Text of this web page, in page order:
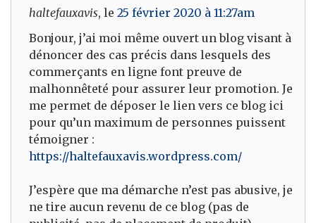
haltefauxavis, le 25 février 2020 à 11:27am
Bonjour, j’ai moi même ouvert un blog visant à
dénoncer des cas précis dans lesquels des
commerçants en ligne font preuve de
malhonnêteté pour assurer leur promotion. Je
me permet de déposer le lien vers ce blog ici
pour qu’un maximum de personnes puissent
témoigner :
https://haltefauxavis.wordpress.com/
J’espère que ma démarche n’est pas abusive, je
ne tire aucun revenu de ce blog (pas de